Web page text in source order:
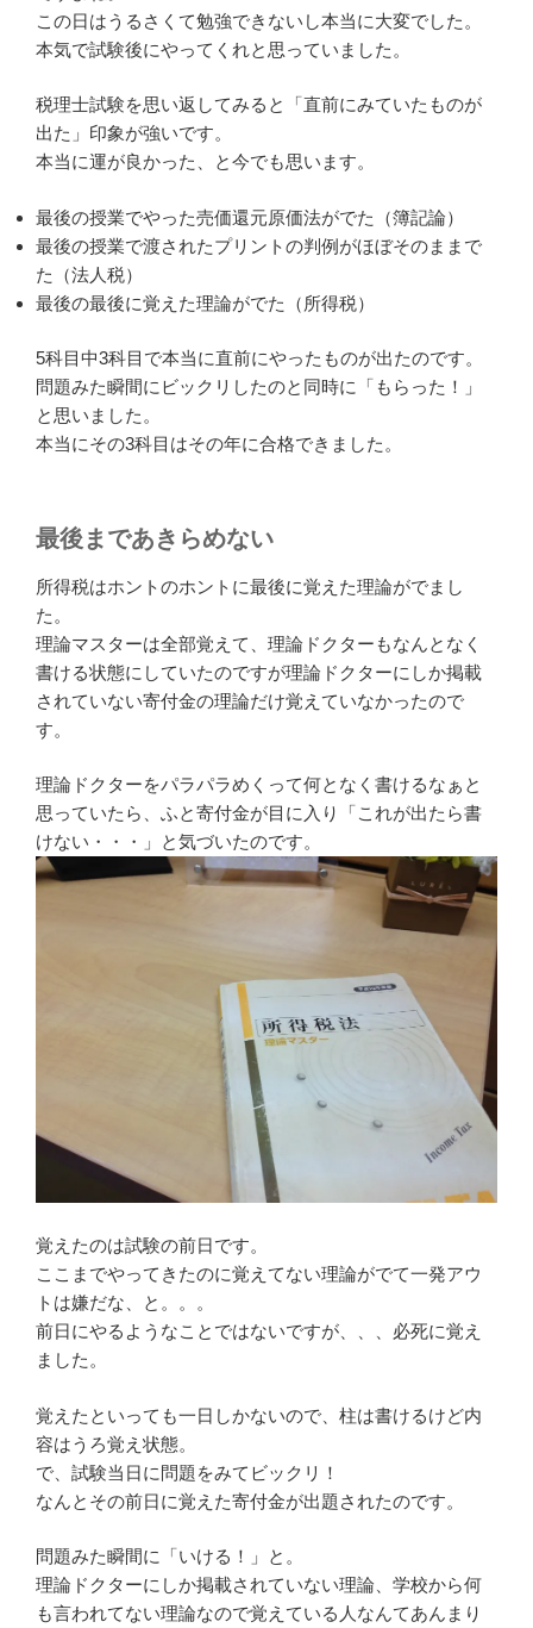
この日はうるさくて勉強できないし本当に大変でした。
本気で試験後にやってくれと思っていました。
税理士試験を思い返してみると「直前にみていたものが
出た」印象が強いです。
本当に運が良かった、と今でも思います。
最後の授業でやった売価還元原価法がでた（簿記論）
最後の授業で渡されたプリントの判例がほぼそのままで
た（法人税）
最後の最後に覚えた理論がでた（所得税）
5科目中3科目で本当に直前にやったものが出たのです。
問題みた瞬間にビックリしたのと同時に「もらった！」
と思いました。
本当にその3科目はその年に合格できました。
最後まであきらめない
所得税はホントのホントに最後に覚えた理論がでまし
た。
理論マスターは全部覚えて、理論ドクターもなんとなく
書ける状態にしていたのですが理論ドクターにしか掲載
されていない寄付金の理論だけ覚えていなかったので
す。
理論ドクターをパラパラめくって何となく書けるなぁと
思っていたら、ふと寄付金が目に入り「これが出たら書
けない・・・」と気づいたのです。
覚えたのは試験の前日です。
ここまでやってきたのに覚えてない理論がでて一発アウ
トは嫌だな、と。。。
前日にやるようなことではないですが、、、必死に覚え
ました。
覚えたといっても一日しかないので、柱は書けるけど内
容はうろ覚え状態。
で、試験当日に問題をみてビックリ！
なんとその前日に覚えた寄付金が出題されたのです。
問題みた瞬間に「いける！」と。
理論ドクターにしか掲載されていない理論、学校から何
も言われてない理論なので覚えている人なんてあんまり